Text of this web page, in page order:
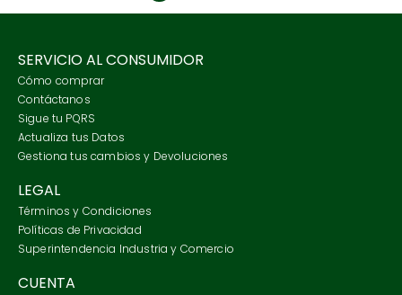
SERVICIO AL CONSUMIDOR
Cómo comprar
Contáctanos
Sigue tu PQRS
Actualiza tus Datos
Gestiona tus cambios y Devoluciones
LEGAL
Términos y Condiciones
Políticas de Privacidad
Superintendencia Industria y Comercio
CUENTA